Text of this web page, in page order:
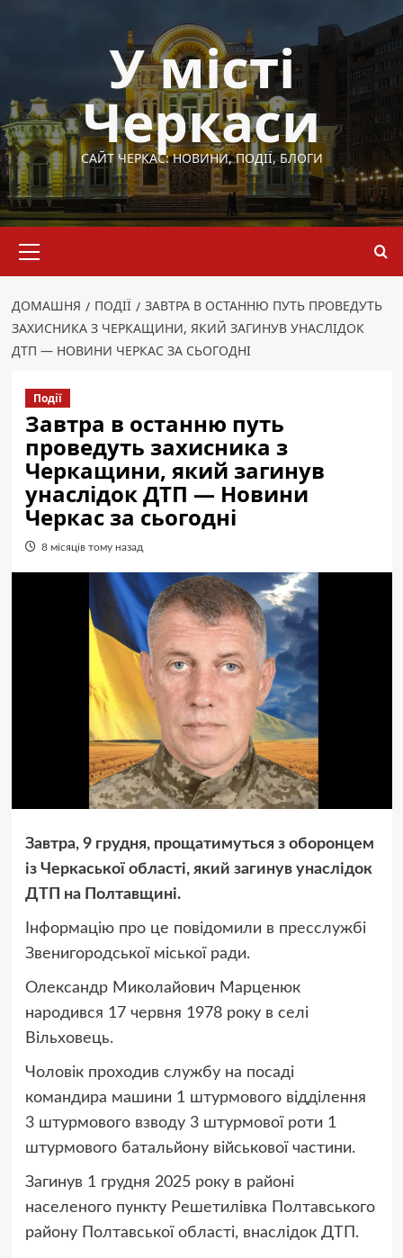
У місті
Черкаси
САЙТ ЧЕРКАС: НОВИНИ, ПОДІЇ, БЛОГИ
меню
ДОМАШНЯ ПОДІЇ
ЗАВТРА В ОСТАННЮ ПУТЬ ПРОВЕДУТЬ
ЗАХИСНИКА З ЧЕРКАЩИНИ, ЯКИЙ ЗАГИНУВ УНАСЛІДОК
ДТП — НОВИНИ ЧЕРКАС ЗА СЬОГОДНІ
Події
Завтра в останню путь
проведуть захисника з
Черкащини, який загинув
унаслідок ДТП — Новини
Черкас за сьогодні
8 місяців тому назад
Завтра, 9 грудня, прощатимуться з оборонцем
із Черкаської області, який загинув унаслідок
ДТП на Полтавщині.
Інформацію про це повідомили в пресслужбі
Звенигородської міської ради.
Олександр Миколайович Марценюк
народився 17 червня 1978 року в селі
Вільховець.
Чоловік проходив службу на посаді
командира машини 1 штурмового відділення
3 штурмового взводу 3 штурмової роти 1
штурмового батальйону військової частини.
Загинув 1 грудня 2025 року в районі
населеного пункту Решетилівка Полтавського
району Полтавської області, внаслідок ДТП.